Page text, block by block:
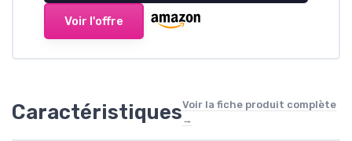
Voir l'offre
CaractéristiquesVoir la fiche produit complète
→